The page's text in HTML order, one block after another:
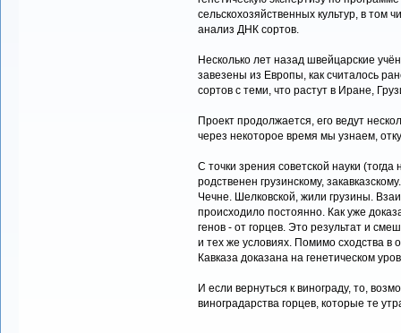
сельскохозяйственных культур, в том
анализ ДНК сортов.
Несколько лет назад швейцарские
завезены из Европы, как считалось
сортов с теми, что растут в Иране,
Проект продолжается, его ведут
через некоторое время мы узнаем,
С точки зрения советской науки
родственен грузинскому,
Чечне. Шелковской, жили грузины.
происходило постоянно. Как уже
генов - от горцев. Это результат и
и тех же условиях. Помимо сходства в
Кавказа доказана на генетическом
И если вернуться к винограду, то,
виноградарства горцев, которые те